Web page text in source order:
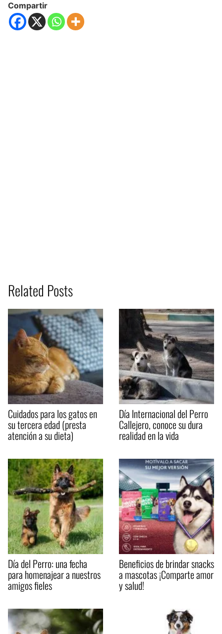
Compartir
Related Posts
Cuidados para los gatos en
su tercera edad (presta
atención a su dieta)
Día Internacional del Perro
Callejero, conoce su dura
realidad en la vida
Día del Perro: una fecha
para homenajear a nuestros
amigos fieles
Beneficios de brindar snacks
a mascotas ¡Comparte amor
y salud!